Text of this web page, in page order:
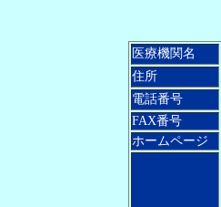
医療機関名
住所
電話番号
FAX番号
ホームページ